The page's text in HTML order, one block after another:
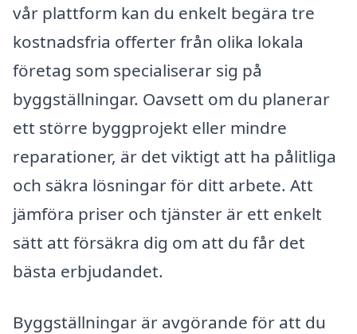
vår plattform kan du enkelt begära tre
kostnadsfria offerter från olika lokala
företag som specialiserar sig på
byggställningar. Oavsett om du planerar
ett större byggprojekt eller mindre
reparationer, är det viktigt att ha pålitliga
och säkra lösningar för ditt arbete. Att
jämföra priser och tjänster är ett enkelt
sätt att försäkra dig om att du får det
bästa erbjudandet.
Byggställningar är avgörande för att du